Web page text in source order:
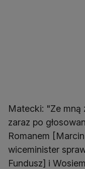
Matecki: "Ze mną
zaraz po
Romanem
wiceminister
Fundusz] i